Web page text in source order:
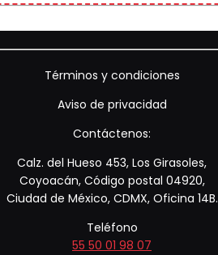
Términos y condiciones
Aviso de privacidad
Contáctenos:
Calz. del Hueso 453, Los Girasoles,
Coyoacán, Código postal 04920,
Ciudad de México, CDMX, Oficina 14B.
Teléfono
55 50 01 98 07